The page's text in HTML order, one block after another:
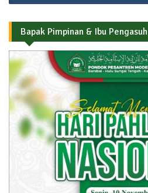
Bapak Pimpinan & Ibu Pengasuh